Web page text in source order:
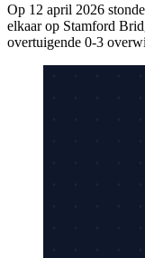
Op 12 april 2026
elkaar op Stamford
overtuigende 0-3